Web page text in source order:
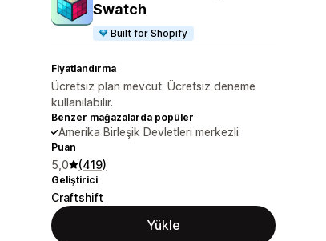
Swatch
Built for Shopify
Fiyatlandırma
Ücretsiz plan mevcut. Ücretsiz deneme
kullanılabilir.
Benzer mağazalarda popüler
Amerika Birleşik Devletleri merkezli
Puan
5,0 (419)
Geliştirici
Craftshift
Yükle